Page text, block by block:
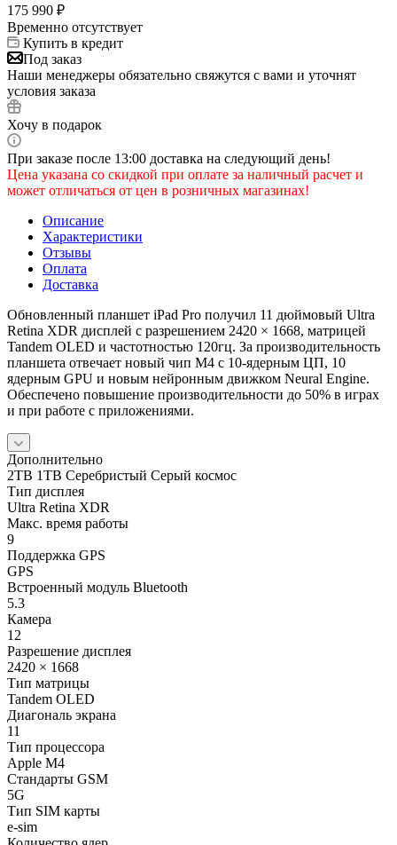
175 990 ₽
Временно отсутствует
Купить в кредит
Под заказ
Наши менеджеры обязательно свяжутся с вами и уточнят
условия заказа
Хочу в подарок
При заказе после 13:00 доставка на следующий день!
Цена указана со скидкой при оплате за наличный расчет и
может отличаться от цен в розничных магазинах!
Описание
Характеристики
Отзывы
Оплата
Доставка
Обновленный планшет iPad Pro получил 11 дюймовый Ultra
Retina XDR дисплей с разрешением 2420 × 1668, матрицей
Tandem OLED и частотностью 120гц. За производительность
планшета отвечает новый чип M4 с 10-ядерным ЦП, 10
ядерным GPU и новым нейронным движком Neural Engine.
Обеспечено повышение производительности до 50% в играх
и при работе с приложениями.
Дополнительно
2TB 1TB Серебристый Серый космос
Тип дисплея
Ultra Retina XDR
Макс. время работы
9
Поддержка GPS
GPS
Встроенный модуль Bluetooth
5.3
Камера
12
Разрешение дисплея
2420 × 1668
Тип матрицы
Tandem OLED
Диагональ экрана
11
Тип процессора
Apple M4
Стандарты GSM
5G
Тип SIM карты
e-sim